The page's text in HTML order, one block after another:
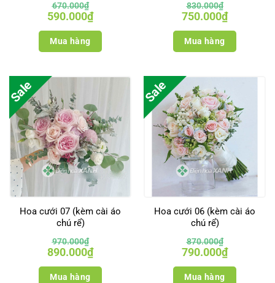
670.000₫
Giá
gốc
là:
670.000₫.
590.000₫Giá
hiện
tại
Mua hàng
830.000₫
Giá
gốc
là:
830.000₫.
750.000₫Giá
hiện
tại
Mua hàng
Sale
Hoa cưới 07 (kèm cài áo
chú rể)
970.000₫
Giá
gốc
là:
970.000₫.
890.000₫Giá
hiện
tại
Mua hàng
Sale
Hoa cưới 06 (kèm cài áo
chú rể)
870.000₫
Giá
gốc
là:
870.000₫.
790.000₫Giá
hiện
tại
Mua hàng